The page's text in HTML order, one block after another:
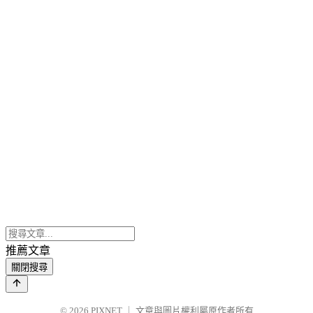
推薦文章
關閉搜尋
© 2026 PIXNET 文章與圖片權利屬原作者所有